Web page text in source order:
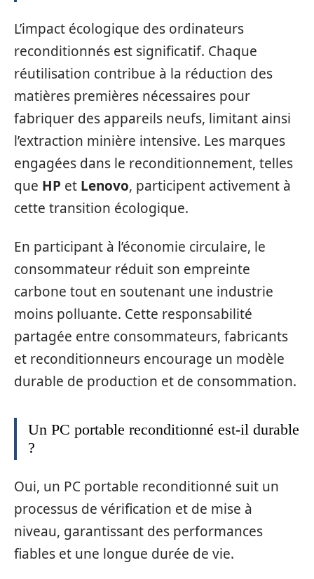
L’impact écologique des ordinateurs
reconditionnés est significatif. Chaque
réutilisation contribue à la réduction des
matières premières nécessaires pour
fabriquer des appareils neufs, limitant ainsi
l’extraction minière intensive. Les marques
engagées dans le reconditionnement, telles
que HP et Lenovo, participent activement à
cette transition écologique.
En participant à l’économie circulaire, le
consommateur réduit son empreinte
carbone tout en soutenant une industrie
moins polluante. Cette responsabilité
partagée entre consommateurs, fabricants
et reconditionneurs encourage un modèle
durable de production et de consommation.
Un PC portable reconditionné est-il durable
?
Oui, un PC portable reconditionné suit un
processus de vérification et de mise à
niveau, garantissant des performances
fiables et une longue durée de vie.